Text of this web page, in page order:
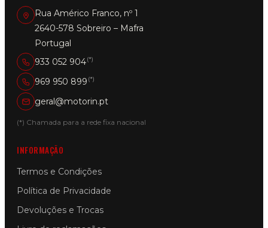
Rua Américo Franco, nº 1
2640-578 Sobreiro – Mafra
Portugal
933 052 904(*)
969 950 899 (*)
geral@motorin.pt
(*) Chamada para a rede fixa nacional
INFORMAÇÃO
Termos e Condições
Política de Privacidade
Devoluções e Trocas